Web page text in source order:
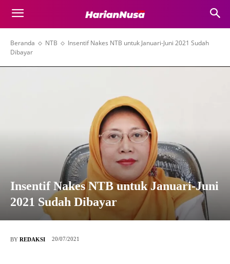
Beranda NTB
Insentif Nakes NTB untuk Januari-Juni 2021 Sudah
Dibayar
Insentif Nakes NTB untuk Januari-Juni
2021 Sudah Dibayar
BY REDAKSI 20/07/2021